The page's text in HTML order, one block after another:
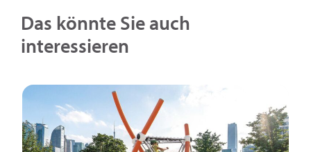
Das könnte Sie auch
interessieren